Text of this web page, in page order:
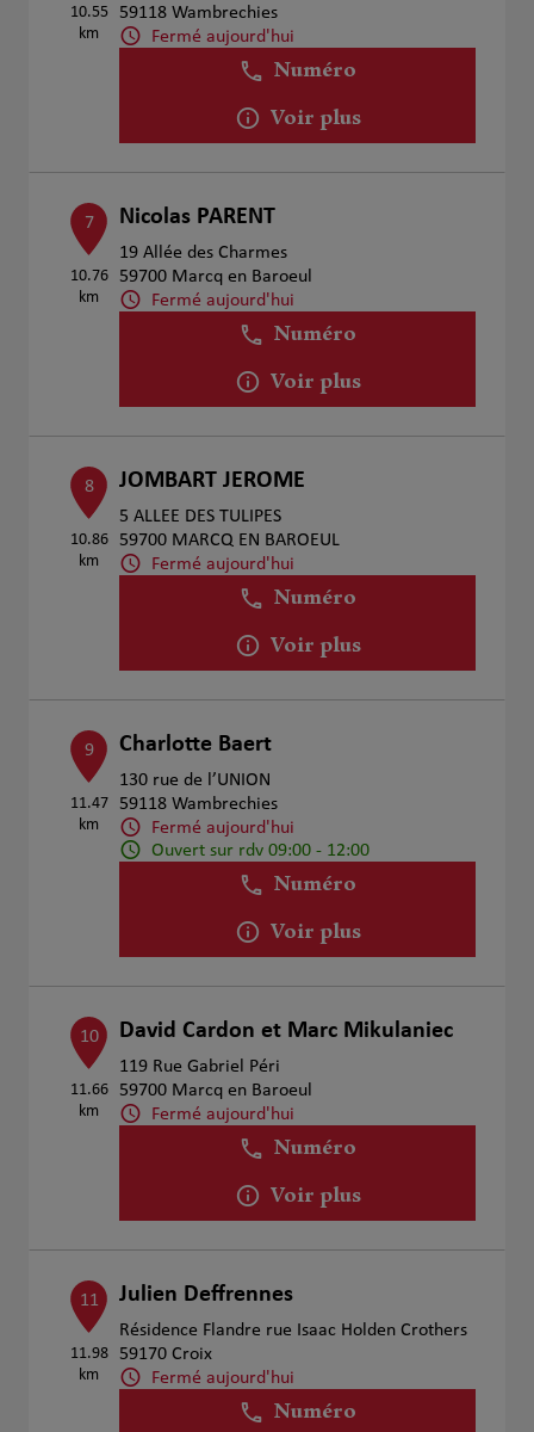
10.55
km
59118 Wambrechies
Fermé aujourd'hui
Numéro
Voir plus
7
10.76
km
Nicolas PARENT
19 Allée des Charmes
59700 Marcq en Baroeul
Fermé aujourd'hui
Numéro
Voir plus
8
10.86
km
JOMBART JEROME
5 ALLEE DES TULIPES
59700 MARCQ EN BAROEUL
Fermé aujourd'hui
Numéro
Voir plus
9
11.47
km
Charlotte Baert
130 rue de l’UNION
59118 Wambrechies
Fermé aujourd'hui
Ouvert sur rdv 09:00 - 12:00
Numéro
Voir plus
10
11.66
km
David Cardon et Marc Mikulaniec
119 Rue Gabriel Péri
59700 Marcq en Baroeul
Fermé aujourd'hui
Numéro
Voir plus
11
11.98
km
Julien Deffrennes
Résidence Flandre rue Isaac Holden Crothers
59170 Croix
Fermé aujourd'hui
Numéro